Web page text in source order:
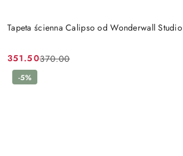
Tapeta ścienna Calipso od Wonderwall Studio
Cena
promocyjna:
351.50
Cena
przed
370.00
-5%